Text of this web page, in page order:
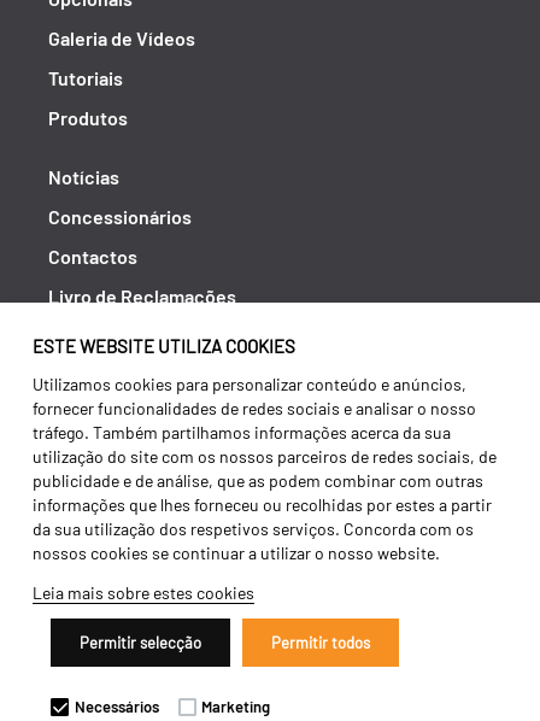
ESTE WEBSITE UTILIZA COOKIES
Utilizamos cookies para personalizar conteúdo e anúncios,
fornecer funcionalidades de redes sociais e analisar o nosso
tráfego. Também partilhamos informações acerca da sua
utilização do site com os nossos parceiros de redes sociais, de
publicidade e de análise, que as podem combinar com outras
informações que lhes forneceu ou recolhidas por estes a partir
da sua utilização dos respetivos serviços. Concorda com os
nossos cookies se continuar a utilizar o nosso website.
Leia mais sobre estes cookies
Permitir selecção Permitir todos
Necessários Marketing
Galeria de Vídeos
Tutoriais
Produtos
Notícias
Concessionários
Contactos
Livro de Reclamações
Política de Privacidade
Canal de Denúncias (RGPC)
Termos e condições